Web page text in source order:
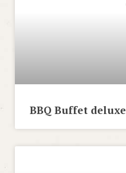
BBQ Buffet deluxe